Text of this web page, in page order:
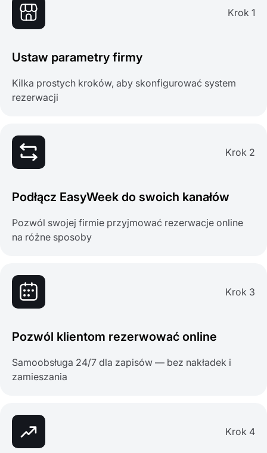
Krok 1
Ustaw parametry firmy
Kilka prostych kroków, aby skonfigurować system
rezerwacji
Krok 2
Podłącz EasyWeek do swoich kanałów
Pozwól swojej firmie przyjmować rezerwacje online
na różne sposoby
Krok 3
Pozwól klientom rezerwować online
Samoobsługa 24/7 dla zapisów — bez nakładek i
zamieszania
Krok 4